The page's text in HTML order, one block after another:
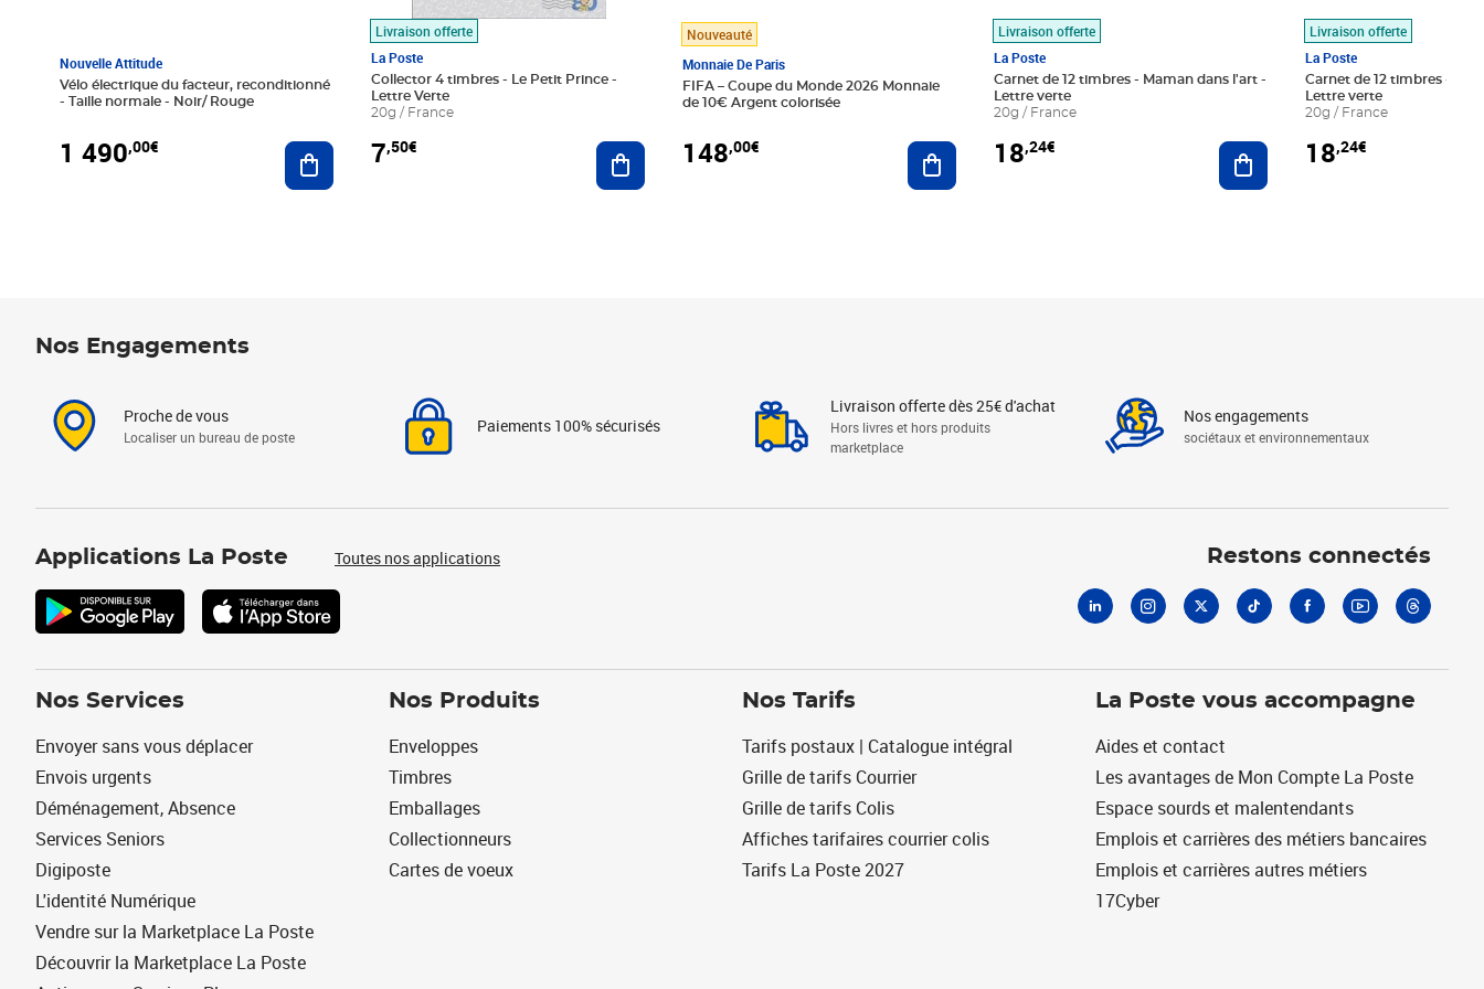
Nouvelle Attitude
Vélo électrique du facteur, reconditionné
- Taille normale - Noir/ Rouge
1 490,00€ Ajouter au panier
Livraison offerte
La Poste
Collector 4 timbres - Le Petit Prince -
Lettre Verte
20g / France
7,50€ Ajouter au panier
Nouveauté
Monnaie De Paris
FIFA – Coupe du Monde 2026 Monnaie
de 10€ Argent colorisée
148,00€ Ajouter au panier
Livraison offerte
La Poste
Carnet de 12 timbres - Maman dans l'art -
Lettre verte
20g / France
18,24€ Ajouter au panier
Livraison offerte
La Poste
Carnet de 12 timbres - Le
Lettre verte
20g / France
18,24€
Nos Engagements
Proche de vous
Localiser un bureau de poste
Paiements 100% sécurisés
Livraison offerte dès 25€ d'achat
Hors livres et hors produits
marketplace
Nos engagements
sociétaux et environnementaux
Applications La Poste Toutes nos applications Restons connectés
Nos Services
Envoyer sans vous déplacer
Envois urgents
Déménagement, Absence
Services Seniors
Digiposte
L'identité Numérique
Vendre sur la Marketplace La Poste
Découvrir la Marketplace La Poste
Nos Produits
Enveloppes
Timbres
Emballages
Collectionneurs
Cartes de voeux
Nos Tarifs
Tarifs postaux | Catalogue intégral
Grille de tarifs Courrier
Grille de tarifs Colis
Affiches tarifaires courrier colis
Tarifs La Poste 2027
La Poste vous accompagne
Aides et contact
Les avantages de Mon Compte La Poste
Espace sourds et malentendants
Emplois et carrières des métiers bancaires
Emplois et carrières autres métiers
17Cyber